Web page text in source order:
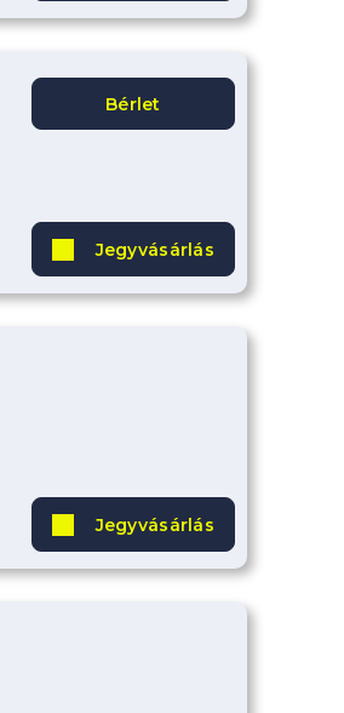
Jegyvásárlás
Bérlet
Jegyvásárlás